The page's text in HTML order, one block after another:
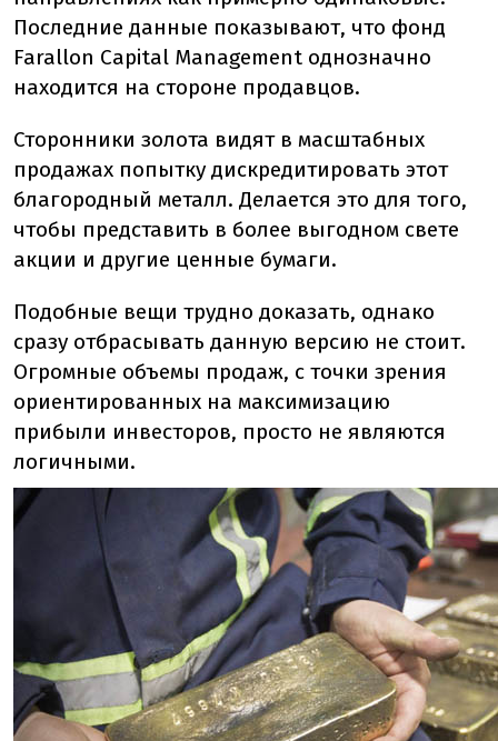
Последние данные показывают, что фонд
Farallon Capital Management однозначно
находится на стороне продавцов.
Сторонники золота видят в масштабных
продажах попытку дискредитировать этот
благородный металл. Делается это для того,
чтобы представить в более выгодном свете
акции и другие ценные бумаги.
Подобные вещи трудно доказать, однако
сразу отбрасывать данную версию не стоит.
Огромные объемы продаж, с точки зрения
ориентированных на максимизацию
прибыли инвесторов, просто не являются
логичными.